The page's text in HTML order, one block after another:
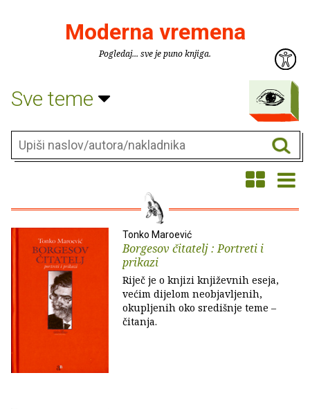
Moderna vremena
Pogledaj... sve je puno knjiga.
Sve teme
Tonko Maroević
Borgesov čitatelj : Portreti i
prikazi
Riječ je o knjizi književnih eseja,
većim dijelom neobjavljenih,
okupljenih oko središnje teme –
čitanja.